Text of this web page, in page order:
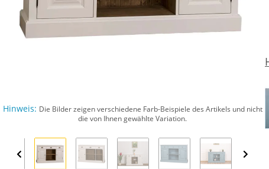
Hinweis: Die Bilder zeigen verschiedene Farb-Beispiele des Artikels und nicht
die von Ihnen gewählte Variation.